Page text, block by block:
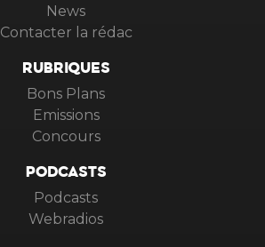
News
Contacter la rédac
RUBRIQUES
Bons Plans
Emissions
Concours
PODCASTS
Podcasts
Webradios